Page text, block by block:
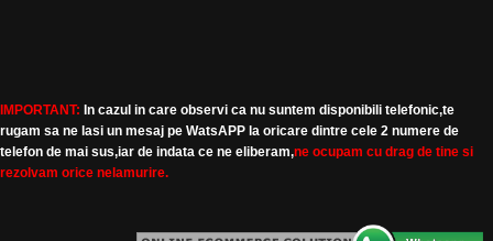
IMPORTANT: In cazul in care observi ca nu suntem disponibili telefonic,te
rugam sa ne lasi un mesaj pe WatsAPP la oricare dintre cele 2 numere de
telefon de mai sus,iar de indata ce ne eliberam,ne ocupam cu drag de tine si
rezolvam orice nelamurire.